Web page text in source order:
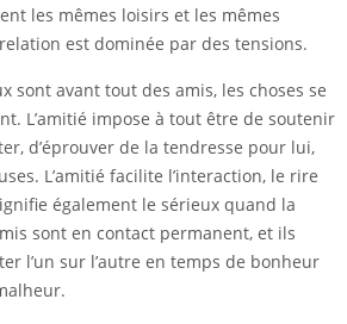
les mêmes loisirs et les mêmes
est dominée par des tensions.
sont avant tout des amis, les choses se
L’amitié impose à tout être de soutenir
d’éprouver de la tendresse pour lui,
L’amitié facilite l’interaction, le rire
également le sérieux quand la
sont en contact permanent, et ils
l’un sur l’autre en temps de bonheur